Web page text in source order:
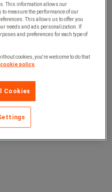
ET HELT EKSTRA NIVEAU
This information allows our
measure the performance of our
This allows us to offer you
needs and ads personalization. If
and preferences for each type of
cookies, you're welcome to do that
cookie policy.
Cookies